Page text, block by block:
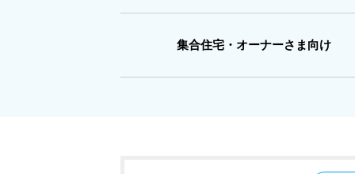
集合住宅・オーナーさま向け